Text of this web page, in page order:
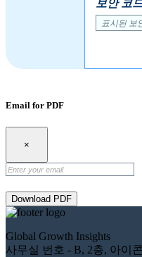
보안 코
Email for PDF
×
Download PDF
Global Growth Insights
사무실 번호 - B, 2층, 아이